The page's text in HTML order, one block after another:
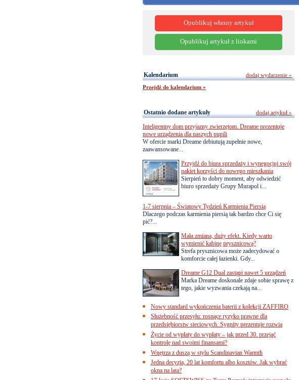
Opublikuj własny artykuł
Opublikuj artykuł z linkami
Kalendarium
Przejdź do kalendarium »
dodaj wydarzenie »
Ostatnio dodane artykuły
Inteligentny dom przyjazny zwierzętom. Dreame prezentuje
nowe urządzenia dla naszych pupili
W ofercie marki Dreame debiutują zupełnie nowe,
zaawansowane...
Przyjdź do biura sprzedaży i wynegocjuj swój
pakiet korzyści do nowego mieszkania
Sierpień to dobry moment, aby odwiedzić
biuro sprzedaży Grupy Murapol i...
1-7 sierpnia – Światowy Tydzień Karmienia Piersią
Dlaczego podczas karmienia piersią tak bardzo chce Ci się
pić?...
Mała zmiana, duży efekt. Kiedy warto
wymienić kabinę prysznicową?
Strefa prysznicowa może zadecydować o
komforcie całej łazienki. Gdy...
Dreame G12 Dual zastąpi nawet 5 urządzeń
Marka Dreame doskonale zdaje sobie sprawę z
tego, jakie wyzwania czekają na...
Nowy standard wykończenia baterii z kolekcji ZAFFIRO
Służebność przesyłu: rosnące ryzyko prawne dla
przedsiębiorstw sieciowych. Sygnity prezentuje rozwią
Życie od wypłaty do wypłaty – jak przed 30. przejąć
kontrolę nad swoimi finansami?
Wnętrza z duszą w stylu Scandinavian Warmth
Jedna decyzja, 20 lat komfortu albo kosztów. Jak wybrać
okna na lata?
dodaj artykuł »